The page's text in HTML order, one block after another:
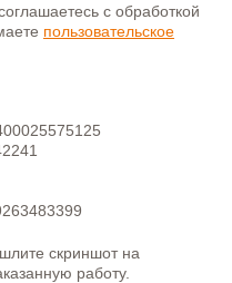
с обработкой
пользовательское
скриншот на
работу.